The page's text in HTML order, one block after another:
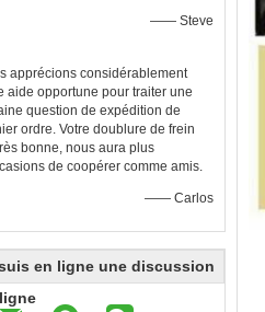
—— Steve
apprécions considérablement
aide opportune pour traiter une
question de expédition de
ordre. Votre doublure de frein
bonne, nous aura plus
de coopérer comme amis.
—— Carlos
en ligne une discussion